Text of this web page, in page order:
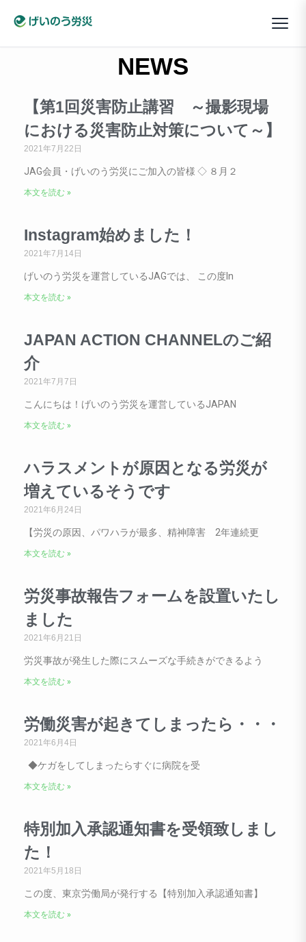
NEWS
【第1回災害防止講習 ～撮影現場
における災害防止対策について～】
2021年7月22日
JAG会員・げいのう労災にご加入の皆様 ◇ ８月２
本文を読む »
Instagram始めました！
2021年7月14日
げいのう労災を運営しているJAGでは、 この度In
本文を読む »
JAPAN ACTION CHANNELのご紹
介
2021年7月7日
こんにちは！げいのう労災を運営しているJAPAN
本文を読む »
ハラスメントが原因となる労災が
増えているそうです
2021年6月24日
【労災の原因、パワハラが最多、精神障害 2年連続更
本文を読む »
労災事故報告フォームを設置いたし
ました
2021年6月21日
労災事故が発生した際にスムーズな手続きができるよう
本文を読む »
労働災害が起きてしまったら・・・
2021年6月4日
◆ケガをしてしまったらすぐに病院を受
本文を読む »
特別加入承認通知書を受領致しまし
た！
2021年5月18日
この度、東京労働局が発行する【特別加入承認通知書】
本文を読む »